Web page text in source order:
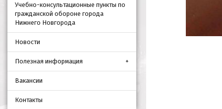
Учебно-консультационные пункты по
гражданской обороне города
Нижнего Новгорода
Новости
Полезная информация
Вакансии
Контакты